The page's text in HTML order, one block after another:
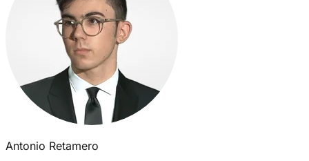
Antonio Retamero